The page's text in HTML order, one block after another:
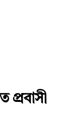
প্রবাসী